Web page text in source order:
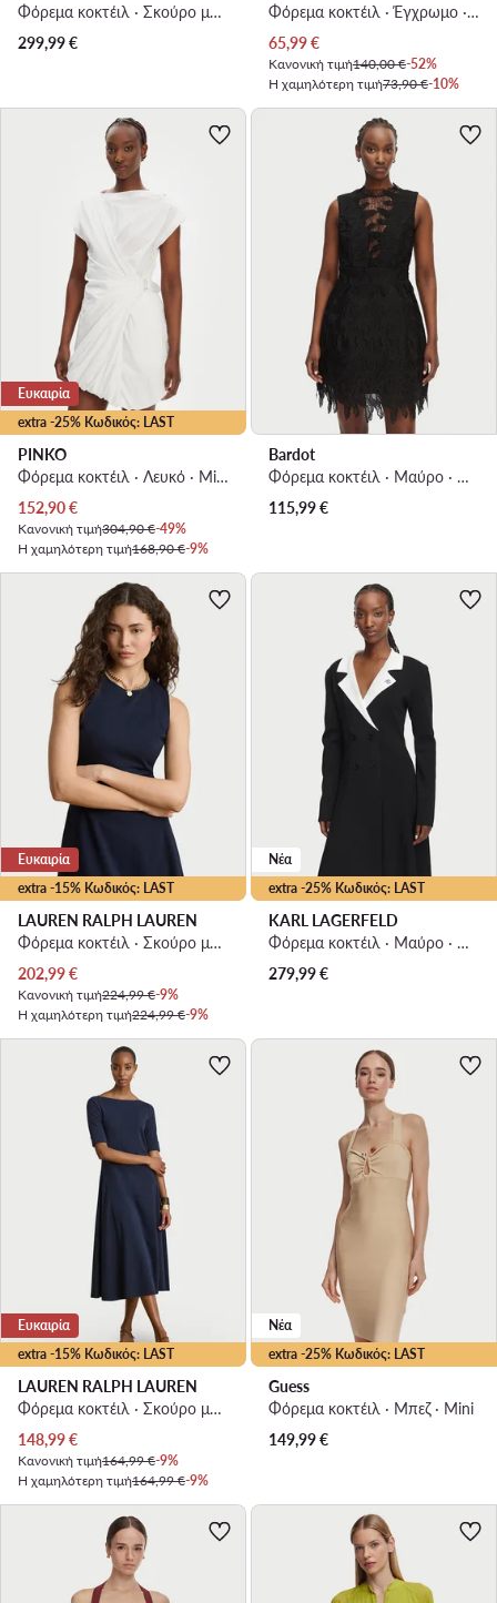
Φόρεμα κοκτέιλ · Σκούρο μπλε · Midi
299,99€
Φόρεμα κοκτέιλ · Έγχρωμο · Mini
Τρέχουσα τιμή
65,99€
Κανονική τιμή140,00 €-52%
Η χαμηλότερη τιμή73,90 €-10%
extra -25% Κωδικός: LAST
Ευκαιρία
PINKO
Φόρεμα κοκτέιλ · Λευκό · Mini, Ασύμμετρο
Τρέχουσα τιμή
152,90€
Κανονική τιμή304,90 €-49%
Η χαμηλότερη τιμή168,90 €-9%
Bardot
Φόρεμα κοκτέιλ · Μαύρο · Mini
115,99€
extra -15% Κωδικός: LAST
Ευκαιρία
LAUREN RALPH LAUREN
Φόρεμα κοκτέιλ · Σκούρο μπλε · Midi
Τρέχουσα τιμή
202,99€
Κανονική τιμή224,99 €-9%
Η χαμηλότερη τιμή224,99 €-9%
extra -25% Κωδικός: LAST
Νέα
KARL LAGERFELD
Φόρεμα κοκτέιλ · Μαύρο · Mini
279,99€
extra -15% Κωδικός: LAST
Ευκαιρία
LAUREN RALPH LAUREN
Φόρεμα κοκτέιλ · Σκούρο μπλε · Midi
Τρέχουσα τιμή
148,99€
Κανονική τιμή164,99 €-9%
Η χαμηλότερη τιμή164,99 €-9%
extra -25% Κωδικός: LAST
Νέα
Guess
Φόρεμα κοκτέιλ · Μπεζ · Mini
149,99€